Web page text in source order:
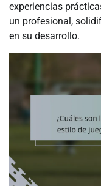
experiencias
un profesional,
en su desarrollo.